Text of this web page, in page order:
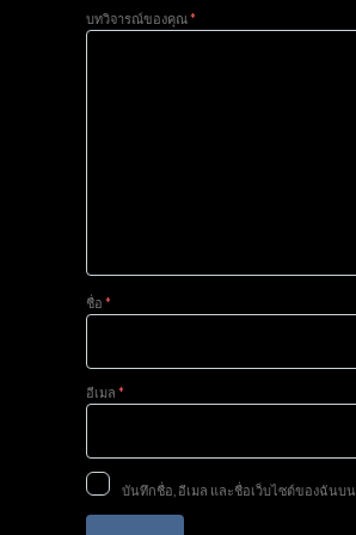
บทวิจารณ์ของคุณ*
ชื่อ *
อีเมล *
บันทึกชื่อ, อีเมล และชื่อเว็บไซต์ของฉันบ